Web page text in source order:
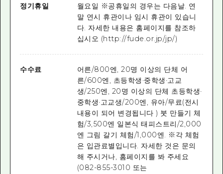
정기휴일
월요일 ※공휴일의 경우는 다음날. 연
말 연시 휴관이나 임시 휴관이 있습니
다. 자세한 내용은 홈페이지를 참조하
십시오 (http://fude.or.jp/jp/)
수수료
어른/800엔, 20명 이상의 단체 어
른/600엔, 초등학생·중학생·고교
생/250엔, 20명 이상의 단체 초등학생·
중학생·고교생/200엔, 유아/무료(전시
내용이 되어 변경됩니다 ) 붓 만들기 체
험/3,500엔 일본식 태피스트리/2,000
엔 그림 갈기 체험/1,000엔. ※각 체험
은 입관료별입니다. 자세한 것은 문의
해 주시거나, 홈페이지를 봐 주세요
(082-855-3010 또는